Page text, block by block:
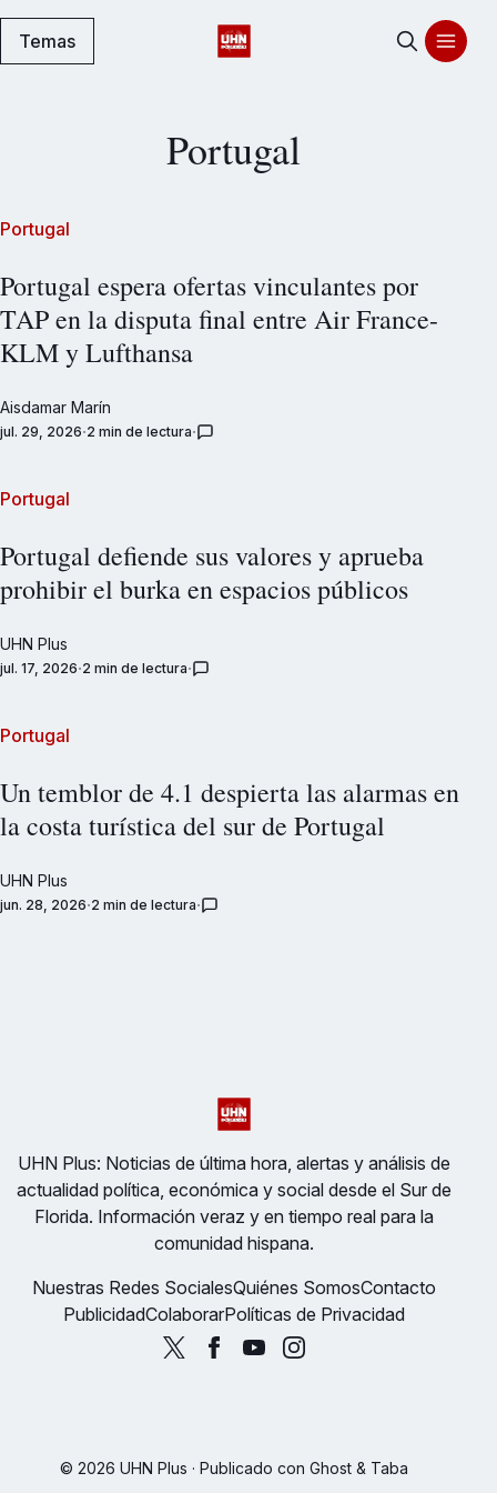
Temas
Portugal
Portugal
Portugal espera ofertas vinculantes por
TAP en la disputa final entre Air France-
KLM y Lufthansa
Aisdamar Marín
jul. 29, 2026 2 min de lectura
Portugal
Portugal defiende sus valores y aprueba
prohibir el burka en espacios públicos
UHN Plus
jul. 17, 2026 2 min de lectura
Portugal
Un temblor de 4.1 despierta las alarmas en
la costa turística del sur de Portugal
UHN Plus
jun. 28, 2026 2 min de lectura
UHN Plus: Noticias de última hora, alertas y análisis de
actualidad política, económica y social desde el Sur de
Florida. Información veraz y en tiempo real para la
comunidad hispana.
Nuestras Redes SocialesQuiénes SomosContacto
PublicidadColaborarPolíticas de Privacidad
© 2026 UHN Plus · Publicado con Ghost& Taba